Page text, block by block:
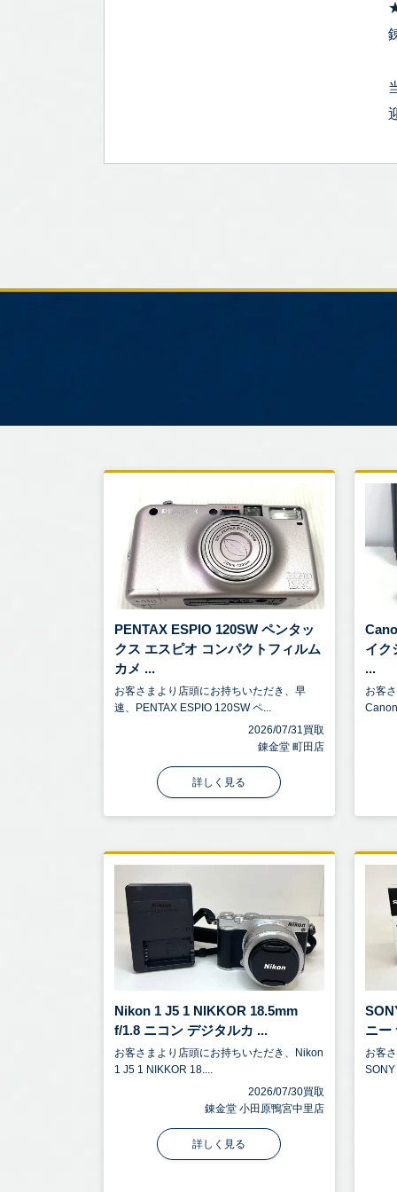
PENTAX ESPIO 120SW ペンタッ
クス エスピオ コンパクトフィルム
カメ ...
お客さまより店頭にお持ちいただき、早
速、PENTAX ESPIO 120SW ペ...
2026/07/31買取
錬金堂 町田店
詳しく見る
イク
...
お客
Nikon 1 J5 1 NIKKOR 18.5mm
f/1.8 ニコン デジタルカ ...
お客さまより店頭にお持ちいただき、Nikon
1 J5 1 NIKKOR 18....
2026/07/30買取
錬金堂 小田原鴨宮中里店
詳しく見る
ニー
お客